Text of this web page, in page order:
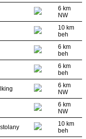
6 km
NW
10 km
beh
6 km
beh
6 km
beh
6 km
NW
6 km
NW
10 km
beh